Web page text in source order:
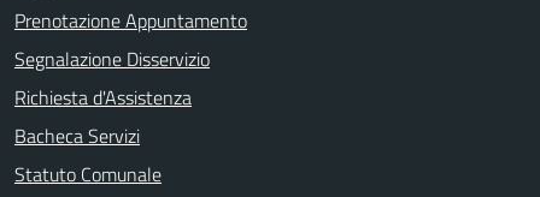
Prenotazione Appuntamento
Segnalazione Disservizio
Richiesta d'Assistenza
Bacheca Servizi
Statuto Comunale